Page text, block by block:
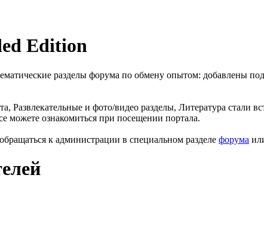
Edition
разделы форума по обмену опытом:
Развлекательные и фото/видео разделы, Литература стали
можете ознакомиться при посещении портала.
к администрации в специальном разделе форума